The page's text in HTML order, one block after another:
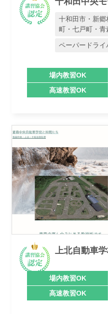
業者様登録
十和田市・新
町・七戸町・
ペーパードライ
場内教習OK
高速教習OK
上北自動車
場内教習OK
高速教習OK